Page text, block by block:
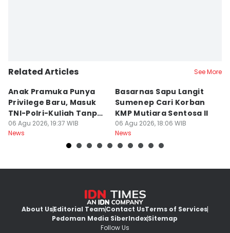
Related Articles See More
Anak Pramuka Punya
Privilege Baru, Masuk
TNI-Polri-Kuliah Tanpa
Tes
06 Agu 2026, 19:37 WIB
News
Basarnas Sapu Langit
Sumenep Cari Korban
KMP Mutiara Sentosa II
06 Agu 2026, 18:06 WIB
News
About UsEditorial TeamContact UsTerms of Services
Pedoman Media SiberIndexSitemap
Follow Us